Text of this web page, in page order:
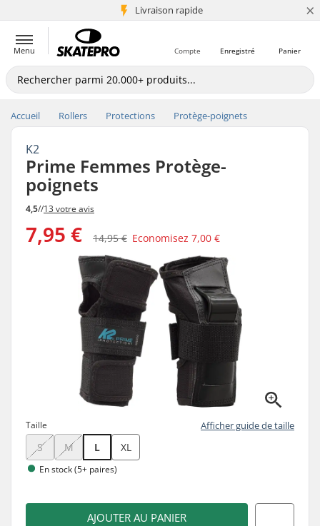
Livraison rapide
+5 mio de clients ×
Menu Panier
Enregistré
Compte
Accueil Rollers Protections Protège-poignets
K2
Prime Femmes Protège-
poignets
4,5//13 votre avis
7,95 € 14,95 € Economisez 7,00 €
Taille Afficher guide de taille
S M L XL
En stock (5+ paires)
AJOUTER AU PANIER